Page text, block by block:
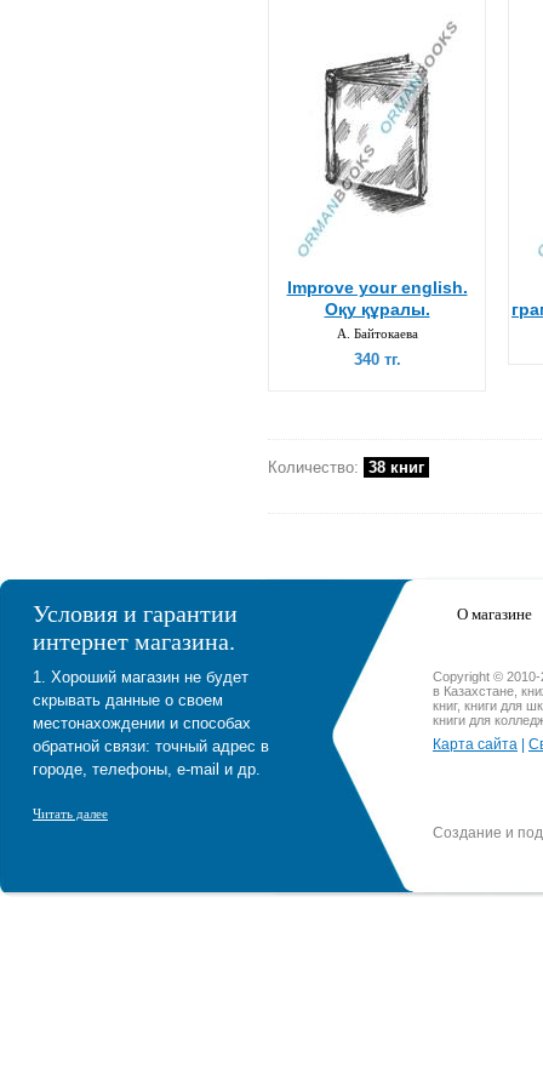
Improve your english.
Оқу құралы.
А. Байтокаева
340 тг.
Количество: 38 книг
О магазине
Copyright ©
в Казахстане,
книг, книги для
книги для
Карта сайта
Создание и
Условия и гарантии
интернет магазина.
1. Хороший магазин не будет
скрывать данные о своем
местонахождении и способах
обратной связи: точный адрес в
городе, телефоны, e-mail и др.
Читать далее